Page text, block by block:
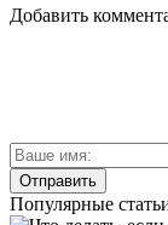
Добавить
Популярные